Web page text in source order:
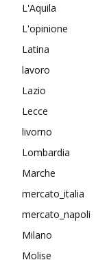
L'Aquila
L'opinione
Latina
lavoro
Lazio
Lecce
livorno
Lombardia
Marche
mercato_italia
mercato_napoli
Milano
Molise